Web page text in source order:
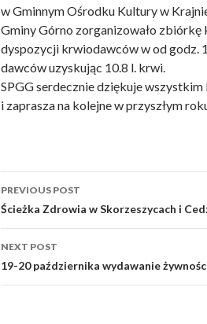
w Gminnym Ośrodku Kultury w
Gminy Górno zorganizowało zbiórkę
dyspozycji krwiodawców w od godz.
dawców uzyskując 10.8 l. krwi.
SPGG serdecznie dziękuje
i zaprasza na kolejne w przyszłym
Post
navigation
PREVIOUS POST
Ścieżka Zdrowia w Skorzeszycach i
NEXT POST
19-20 października wydawanie